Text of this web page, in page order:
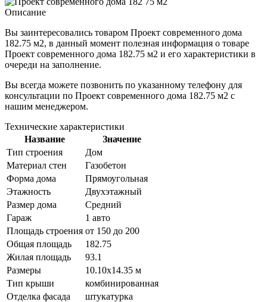
Описание
Вы заинтересовались товаром Проект современного дома
182.75 м2, в данный момент полезная информация о товаре
Проект современного дома 182.75 м2 и его характеристики в
очереди на заполнение.
Вы всегда можете позвонить по указанному телефону для
консультации по Проект современного дома 182.75 м2 с
нашим менеджером.
Технические характеристики
Название
Значение
Тип строения
Дом
Материал стен
Газобетон
Форма дома
Прямоугольная
Этажность
Двухэтажный
Размер дома
Средний
Гараж
1 авто
Площадь строения от 150 до 200
Общая площадь
182.75
Жилая площадь
93.1
Размеры
10.10х14.35 м
Тип крыши
комбинированная
Отделка фасада
штукатурка